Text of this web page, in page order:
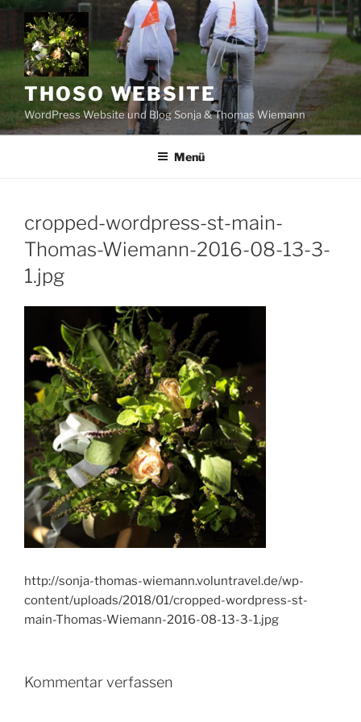
Zum
Inhalt
springen
THOSO WEBSITE
WordPress Website und Blog Sonja & Thomas Wiemann
Menü
cropped-wordpress-st-main-
Thomas-Wiemann-2016-08-13-3-
1.jpg
http://sonja-thomas-wiemann.voluntravel.de/wp-
content/uploads/2018/01/cropped-wordpress-st-
main-Thomas-Wiemann-2016-08-13-3-1.jpg
Kommentar verfassen